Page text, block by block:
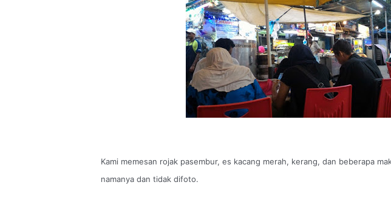
Kami memesan rojak pasembur, es kacang merah, kerang, dan beberapa
namanya dan tidak difoto.